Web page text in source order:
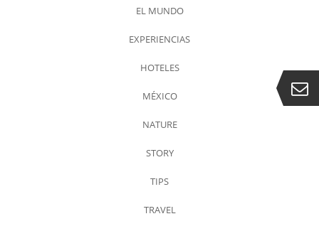
EL MUNDO
EXPERIENCIAS
HOTELES
MÉXICO
NATURE
STORY
TIPS
TRAVEL